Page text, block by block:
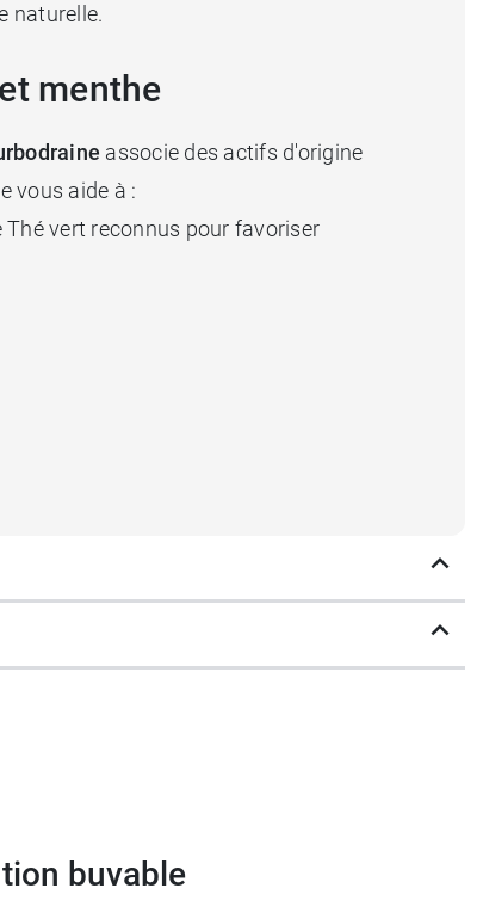
naturelle.
menthe
associe des actifs d'origine
vous aide à :
vert reconnus pour favoriser
buvable